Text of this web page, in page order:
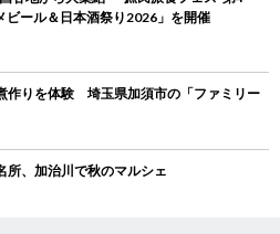
ビール＆日本酒祭り2026」を開催
作りを体験 埼玉県加須市の「ファミリー
所、加治川で秋のマルシェ